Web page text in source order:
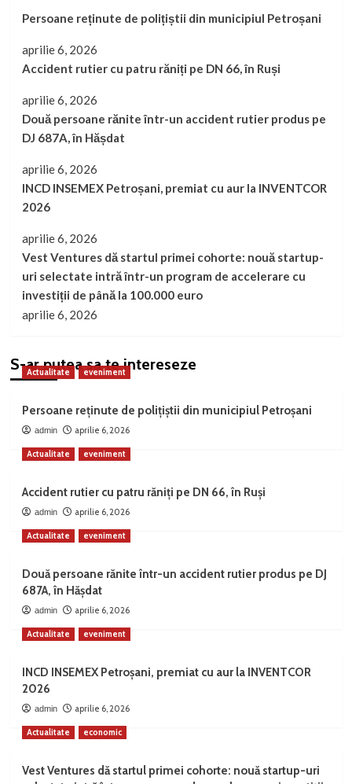
Persoane reținute de polițiștii din municipiul Petroșani
aprilie 6, 2026
Accident rutier cu patru răniți pe DN 66, în Ruși
aprilie 6, 2026
Două persoane rănite într-un accident rutier produs pe
DJ 687A, în Hășdat
aprilie 6, 2026
INCD INSEMEX Petroșani, premiat cu aur la INVENTCOR
2026
aprilie 6, 2026
Vest Ventures dă startul primei cohorte: nouă startup-
uri selectate intră într-un program de accelerare cu
investiții de până la 100.000 euro
aprilie 6, 2026
S-ar putea sa te intereseze
Actualitate eveniment
Persoane reținute de polițiștii din municipiul Petroșani
admin aprilie 6, 2026
Actualitate eveniment
Accident rutier cu patru răniți pe DN 66, în Ruși
admin aprilie 6, 2026
Actualitate eveniment
Două persoane rănite într-un accident rutier produs pe DJ
687A, în Hășdat
admin aprilie 6, 2026
Actualitate eveniment
INCD INSEMEX Petroșani, premiat cu aur la INVENTCOR
2026
admin aprilie 6, 2026
Actualitate economic
Vest Ventures dă startul primei cohorte: nouă startup-uri